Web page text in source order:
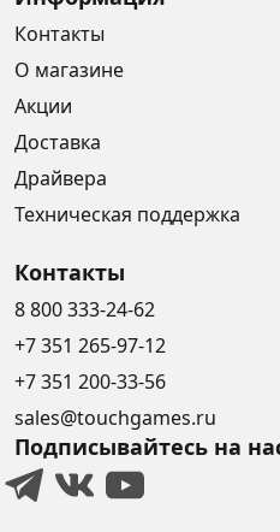
Контакты
О магазине
Акции
Доставка
Драйвера
Техническая поддержка
Контакты
8 800 333-24-62
+7 351 265-97-12
+7 351 200-33-56
sales@touchgames.ru
Подписывайтесь на